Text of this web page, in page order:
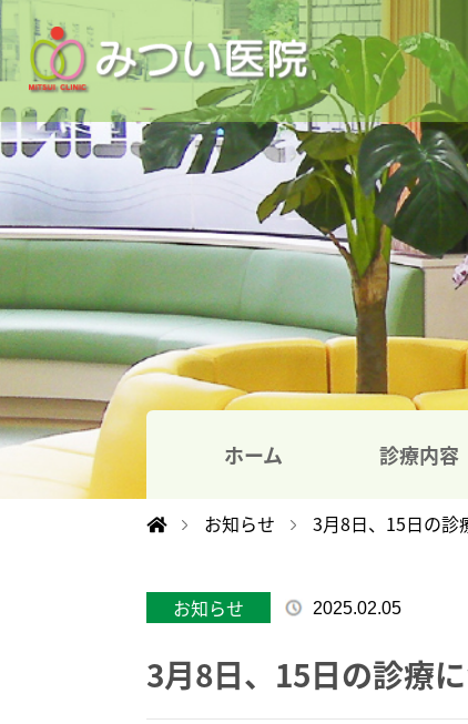
ホーム 診療内容
お知らせ 3月8日、15日の診
お知らせ 2025.02.05
3月8日、15日の診療